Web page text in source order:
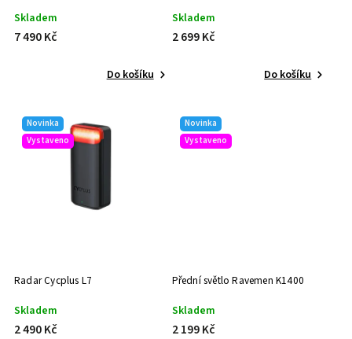
Skladem
7 490 Kč
Do košíku
Skladem
2 699 Kč
Do košíku
Novinka
Vystaveno
Radar Cycplus L7
Skladem
2 490 Kč
Novinka
Vystaveno
Přední světlo Ravemen K1400
Skladem
2 199 Kč